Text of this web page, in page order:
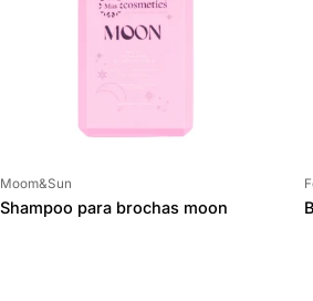
Proveedor:
Moom&Sun
Shampoo para brochas moon